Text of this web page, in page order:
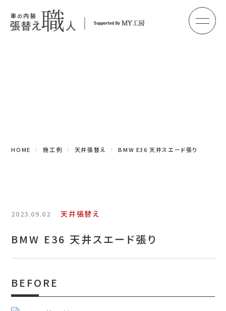
メ
特定商取引表示
新着情報
施工例
HOME 施工例 天井張替え BMW E36 天井スエード張り
2023.09.02 天井張替え
BMW E36 天井スエード張り
BEFORE